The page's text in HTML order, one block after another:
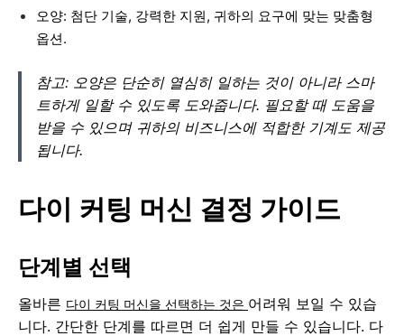
오양: 첨단 기술, 강력한 지원, 귀하의 요구에 맞는 맞춤형
옵션.
참고: 오양은 단순히 열심히 일하는 것이 아니라 스마
트하게 일할 수 있도록 도와줍니다. 필요할 때 도움을
받을 수 있으며 귀하의 비즈니스에 적합한 기계도 제공
됩니다.
다이 커팅 머신 결정 가이드
단계별 선택
올바른 다이 커팅 머신을 선택하는 것은 어려워 보일 수 있습
니다. 간단한 단계를 따르면 더 쉽게 만들 수 있습니다. 다